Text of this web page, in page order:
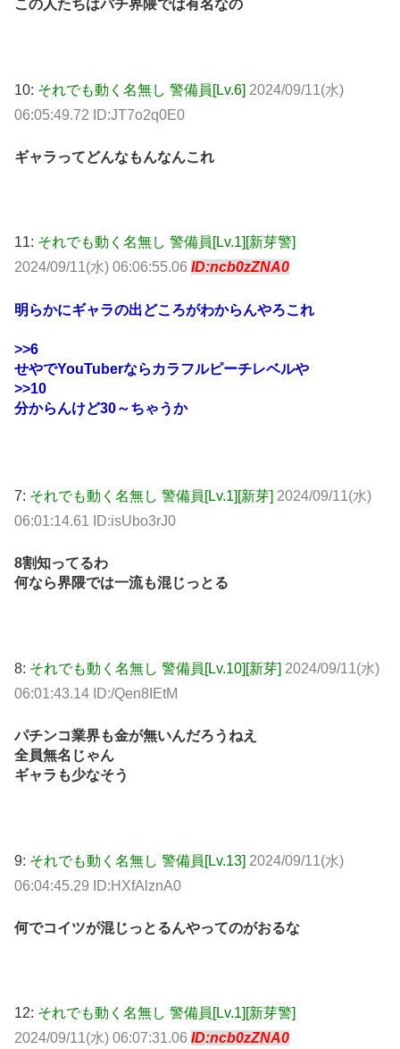
この人たちはパチ界隈では有名なの
10: それでも動く名無し 警備員[Lv.6] 2024/09/11(水)
06:05:49.72 ID:JT7o2q0E0
ギャラってどんなもんなんこれ
11: それでも動く名無し 警備員[Lv.1][新芽警]
2024/09/11(水) 06:06:55.06 ID:ncb0zZNA0
明らかにギャラの出どころがわからんやろこれ
>>6
せやでYouTuberならカラフルピーチレベルや
>>10
分からんけど30～ちゃうか
7: それでも動く名無し 警備員[Lv.1][新芽] 2024/09/11(水)
06:01:14.61 ID:isUbo3rJ0
8割知ってるわ
何なら界隈では一流も混じっとる
8: それでも動く名無し 警備員[Lv.10][新芽] 2024/09/11(水)
06:01:43.14 ID:/Qen8IEtM
パチンコ業界も金が無いんだろうねえ
全員無名じゃん
ギャラも少なそう
9: それでも動く名無し 警備員[Lv.13] 2024/09/11(水)
06:04:45.29 ID:HXfAlznA0
何でコイツが混じっとるんやってのがおるな
12: それでも動く名無し 警備員[Lv.1][新芽警]
2024/09/11(水) 06:07:31.06 ID:ncb0zZNA0